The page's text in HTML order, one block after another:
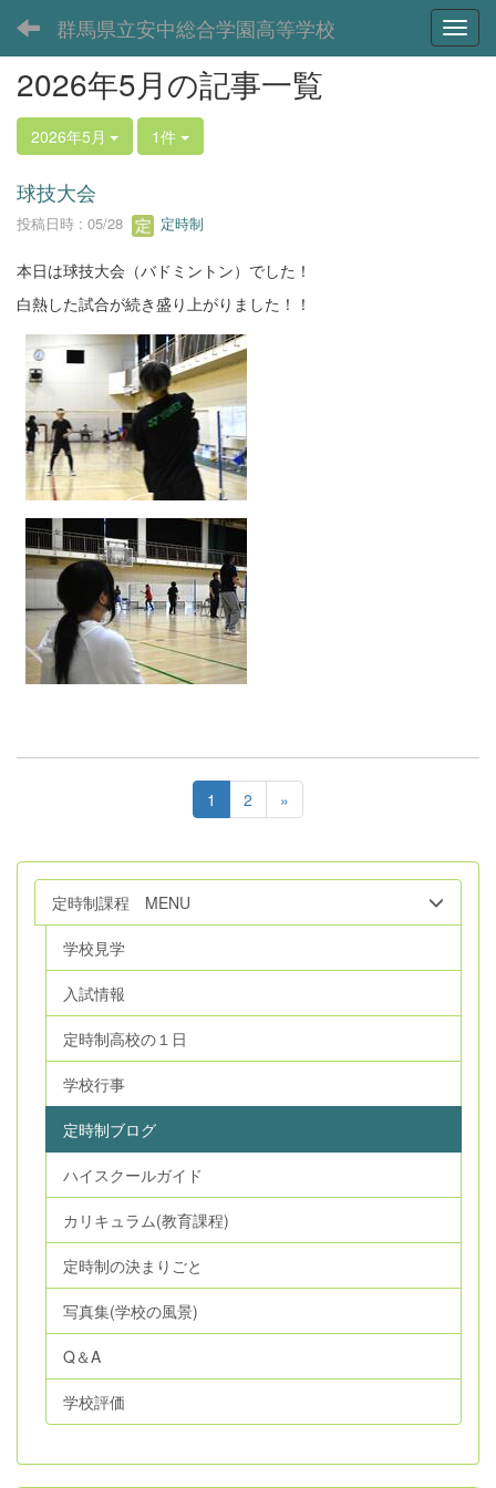
群馬県立安中総合学園高等学校
2026年5月の記事一覧
2026年5月 1件
球技大会
投稿日時 : 05/28 定時制
本日は球技大会（バドミントン）でした！
白熱した試合が続き盛り上がりました！！
1 2 »
定時制課程 MENU
学校見学
入試情報
定時制高校の１日
学校行事
定時制ブログ
ハイスクールガイド
カリキュラム(教育課程)
定時制の決まりごと
写真集(学校の風景)
Q＆A
学校評価